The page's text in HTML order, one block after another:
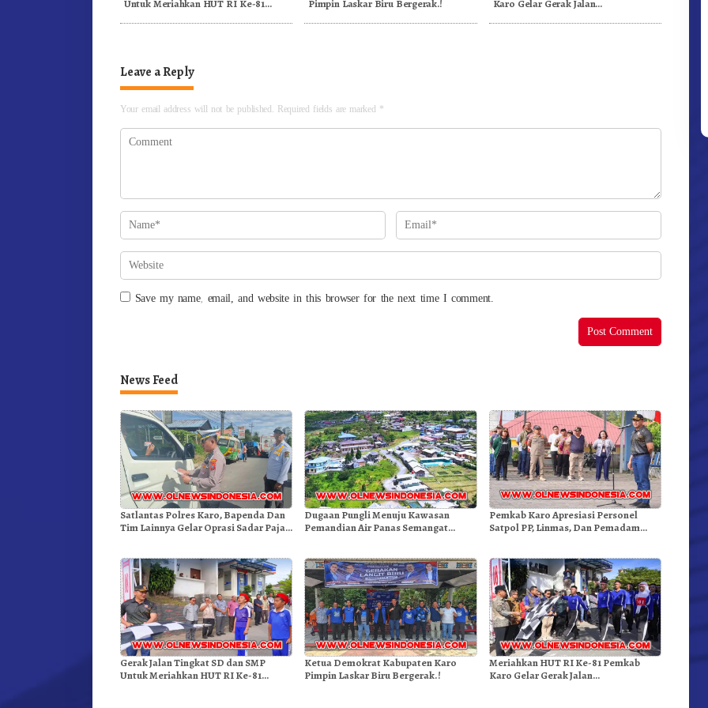
Untuk Meriahkan HUT RI Ke-81
Pimpin Laskar Biru Bergerak.!
Karo Gelar Gerak Jalan
Leave a Reply
Your email address will not be published. Required fields are marked *
Save my name, email, and website in this browser for the next time I comment.
News Feed
Satlantas Polres Karo, Bapenda Dan
Tim Lainnya Gelar Oprasi Sadar Pajak
Dugaan Pungli Menuju Kawasan
Pemandian Air Panas Semangat
Pemkab Karo Apresiasi Personel
Satpol PP, Linmas, Dan Pemadam
Gerak Jalan Tingkat SD dan SMP
Untuk Meriahkan HUT RI Ke-81
Ketua Demokrat Kabupaten Karo
Pimpin Laskar Biru Bergerak.!
Meriahkan HUT RI Ke-81 Pemkab
Karo Gelar Gerak Jalan